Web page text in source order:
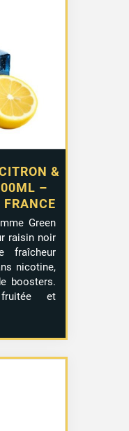
&
–
FRANCE
Green
raisin noir
fraîcheur
nicotine,
boosters.
et